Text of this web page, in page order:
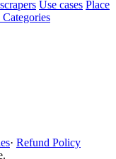
Use cases Place
Categories
· Refund Policy